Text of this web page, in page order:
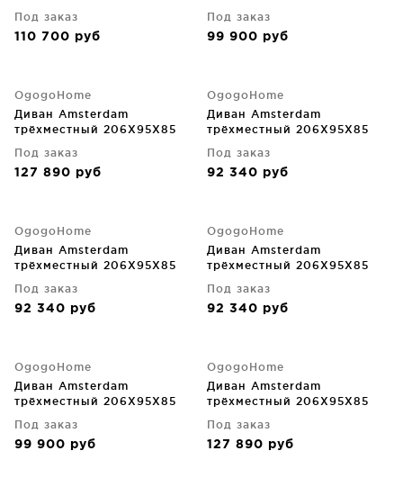
Под заказ
110 700 руб
Под заказ
99 900 руб
OgogoHome
Диван Amsterdam
трёхместный 206X95X85
Под заказ
127 890 руб
OgogoHome
Диван Amsterdam
трёхместный 206X95X85
Под заказ
92 340 руб
OgogoHome
Диван Amsterdam
трёхместный 206X95X85
Под заказ
92 340 руб
OgogoHome
Диван Amsterdam
трёхместный 206X95X85
Под заказ
92 340 руб
OgogoHome
Диван Amsterdam
трёхместный 206X95X85
Под заказ
99 900 руб
OgogoHome
Диван Amsterdam
трёхместный 206X95X85
Под заказ
127 890 руб